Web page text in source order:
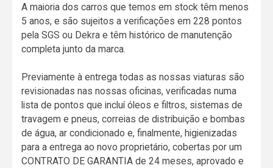
A maioria dos carros que temos em stock têm menos
5 anos, e são sujeitos a verificações em 228 pontos
pela SGS ou Dekra e têm histórico de manutenção
completa junto da marca.
Previamente à entrega todas as nossas viaturas são
revisionadas nas nossas oficinas, verificadas numa
lista de pontos que incluí óleos e filtros, sistemas de
travagem e pneus, correias de distribuição e bombas
de água, ar condicionado e, finalmente, higienizadas
para a entrega ao novo proprietário, cobertas por um
CONTRATO DE GARANTIA de 24 meses, aprovado e